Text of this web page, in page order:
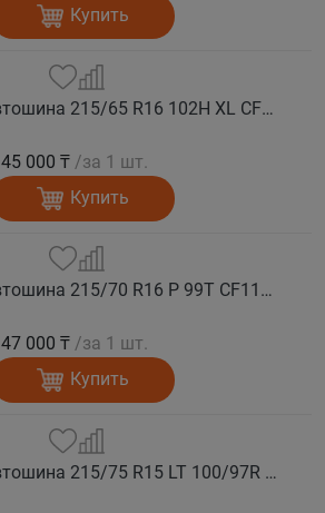
Купить
COMFORSER Автошина 215/65 R16 102H XL CF1100 RWL лето
45 000 ₸ /за 1 шт.
Купить
COMFORSER Автошина 215/70 R16 P 99T CF1100 RWL лето
47 000 ₸ /за 1 шт.
Купить
COMFORSER Автошина 215/75 R15 LT 100/97R CF1100 6PR RWL лето